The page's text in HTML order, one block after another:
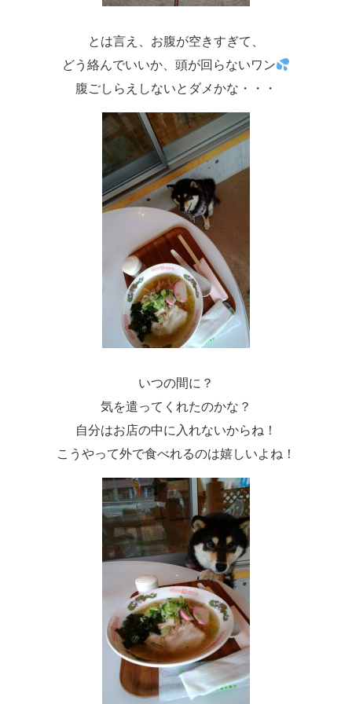
とは言え、お腹が空きすぎて、
どう絡んでいいか、頭が回らないワン
腹ごしらえしないとダメかな・・・
いつの間に？
気を遣ってくれたのかな？
自分はお店の中に入れないからね！
こうやって外で食べれるのは嬉しいよね！